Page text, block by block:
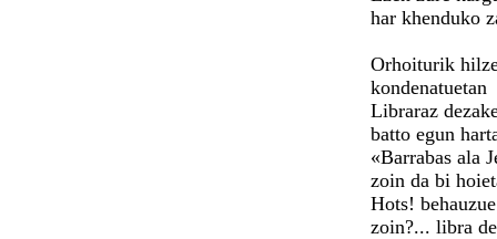
har khenduko
Orhoiturik
kondenatuetan
Libraraz
batto egun
«Barrabas ala
zoin da bi
Hots!
zoin?... libra